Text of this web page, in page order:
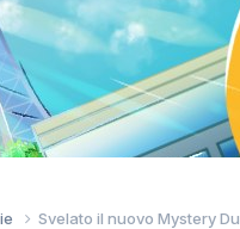
Svelato il nuovo Mystery